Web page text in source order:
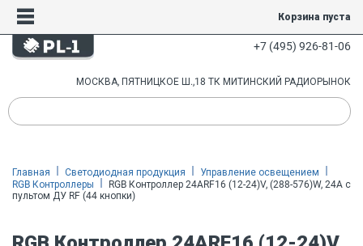
Корзина пуста
+7 (495) 926-81-06
МОСКВА, ПЯТНИЦКОЕ Ш.,18 ТК МИТИНСКИЙ РАДИОРЫНОК
Главная Светодиодная продукция
Управление освещением
RGB Контроллеры
RGB Контроллер 24ARF16 (12-24)V, (288-576)W, 24A с
пультом ДУ RF (44 кнопки)